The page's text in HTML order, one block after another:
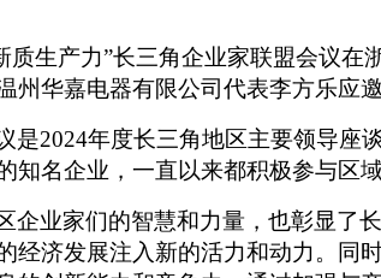
质生产力”长三角企业家联盟会议
华嘉电器有限公司代表李方乐应邀
是2024年度长三角地区主要领导座
知名企业，一直以来都积极参与区
企业家们的智慧和力量，也彰显了
经济发展注入新的活力和动力。同